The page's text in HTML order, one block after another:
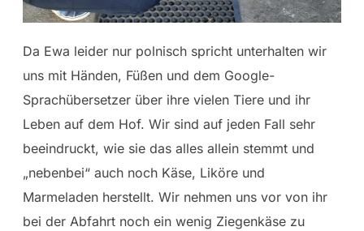
Da Ewa leider nur polnisch spricht unterhalten wir
uns mit Händen, Füßen und dem Google-
Sprachübersetzer über ihre vielen Tiere und ihr
Leben auf dem Hof. Wir sind auf jeden Fall sehr
beeindruckt, wie sie das alles allein stemmt und
„nebenbei“ auch noch Käse, Liköre und
Marmeladen herstellt. Wir nehmen uns vor von ihr
bei der Abfahrt noch ein wenig Ziegenkäse zu